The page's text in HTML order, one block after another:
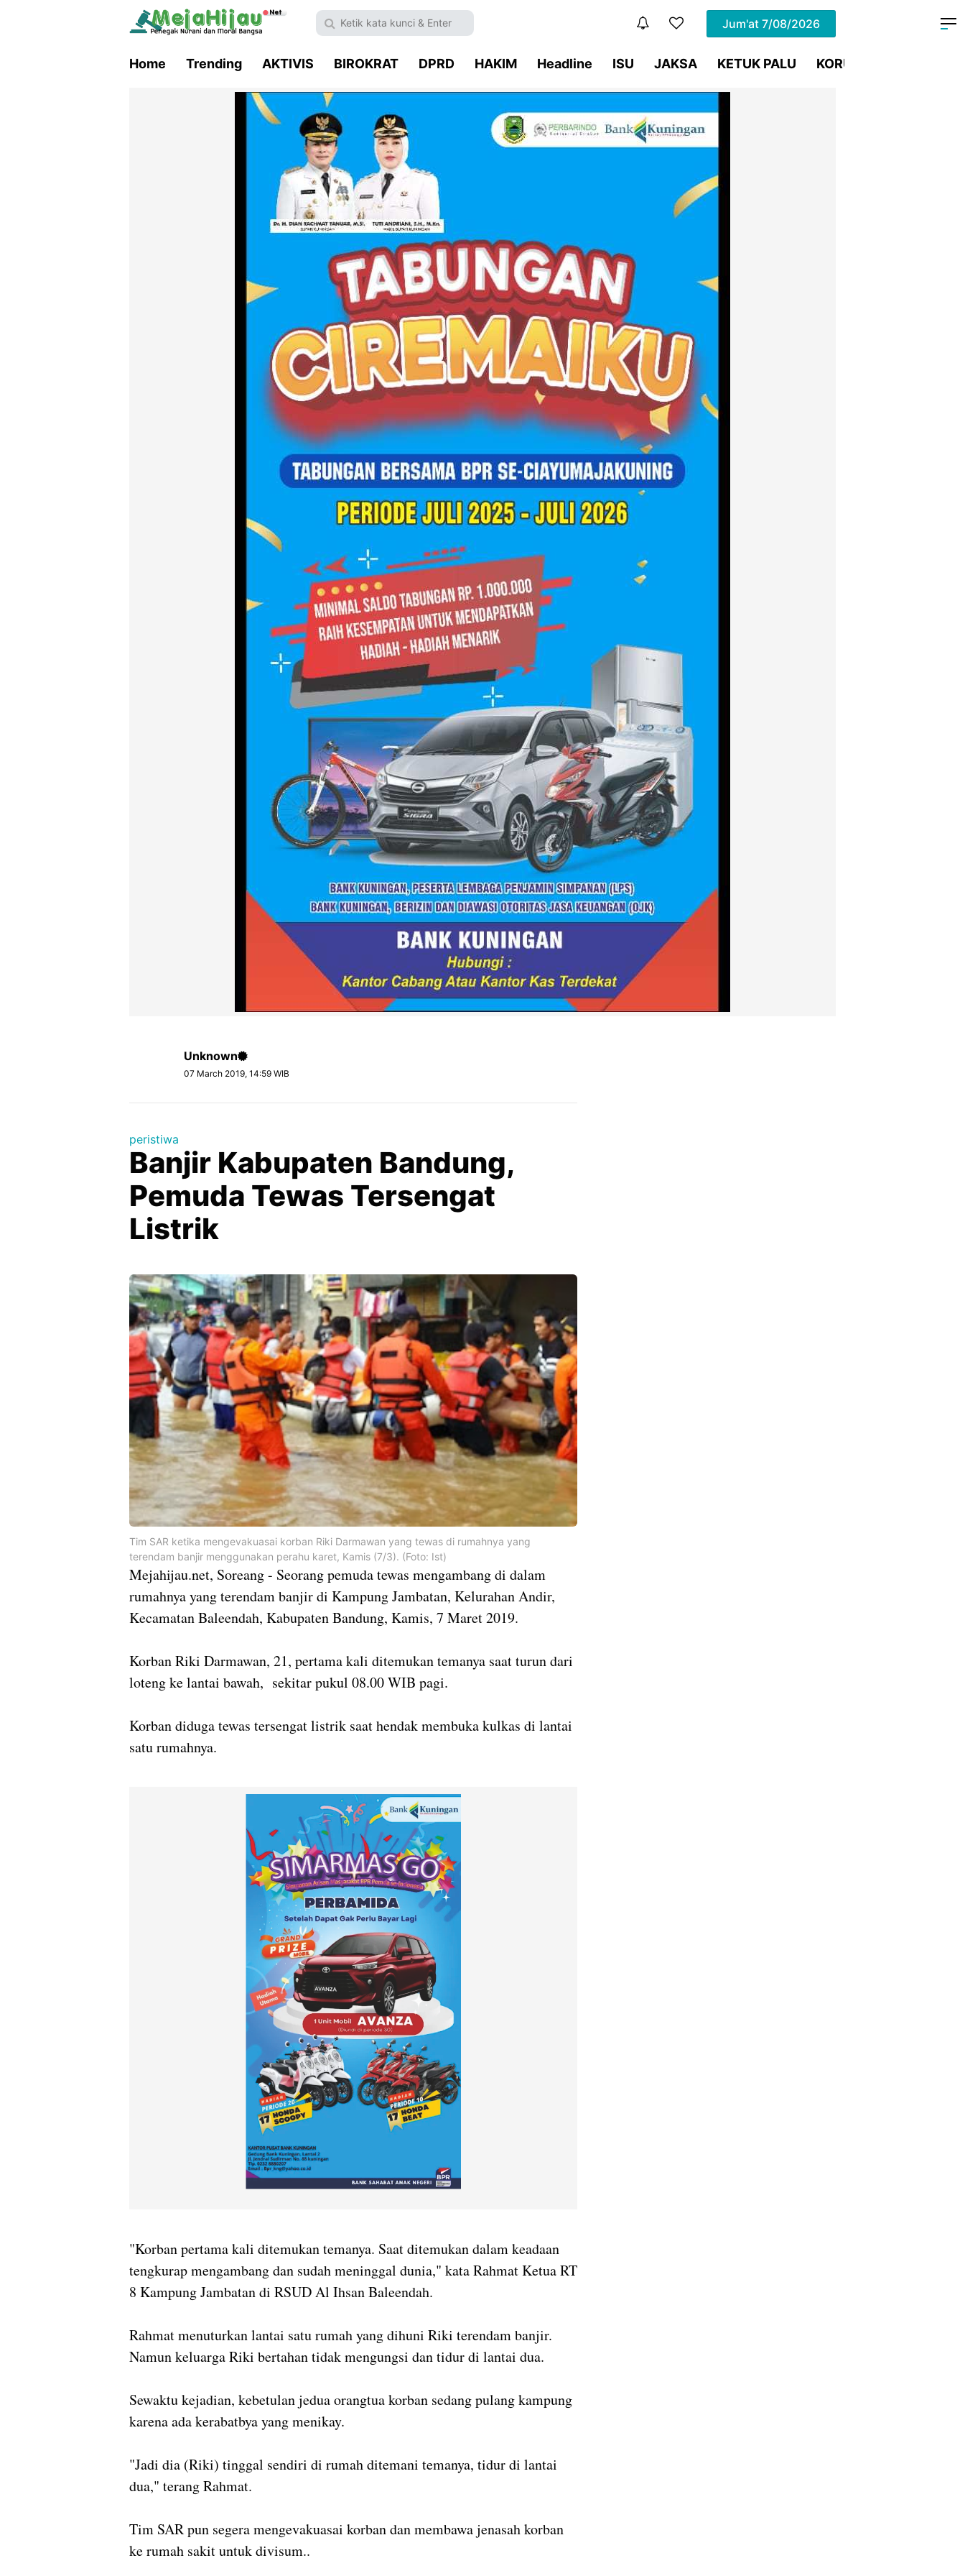
Jum'at 7/08/2026
Home Trending AKTIVIS BIROKRAT DPRD HAKIM Headline ISU JAKSA KETUK PALU KORUPSI
Unknown
07 March 2019, 14:59 WIB
peristiwa
Banjir Kabupaten Bandung,
Pemuda Tewas Tersengat
Listrik
Tim SAR ketika mengevakuasai korban Riki Darmawan yang tewas di rumahnya yang
terendam banjir menggunakan perahu karet, Kamis (7/3). (Foto: Ist)
Mejahijau.net, Soreang - Seorang pemuda tewas mengambang di dalam
rumahnya yang terendam banjir di Kampung Jambatan, Kelurahan Andir,
Kecamatan Baleendah, Kabupaten Bandung, Kamis, 7 Maret 2019.
Korban Riki Darmawan, 21, pertama kali ditemukan temanya saat turun dari
loteng ke lantai bawah, sekitar pukul 08.00 WIB pagi.
Korban diduga tewas tersengat listrik saat hendak membuka kulkas di lantai
satu rumahnya.
"Korban pertama kali ditemukan temanya. Saat ditemukan dalam keadaan
tengkurap mengambang dan sudah meninggal dunia," kata Rahmat Ketua RT
8 Kampung Jambatan di RSUD Al Ihsan Baleendah.
Rahmat menuturkan lantai satu rumah yang dihuni Riki terendam banjir.
Namun keluarga Riki bertahan tidak mengungsi dan tidur di lantai dua.
Sewaktu kejadian, kebetulan jedua orangtua korban sedang pulang kampung
karena ada kerabatbya yang menikay.
"Jadi dia (Riki) tinggal sendiri di rumah ditemani temanya, tidur di lantai
dua," terang Rahmat.
Tim SAR pun segera mengevakuasai korban dan membawa jenasah korban
ke rumah sakit untuk divisum..